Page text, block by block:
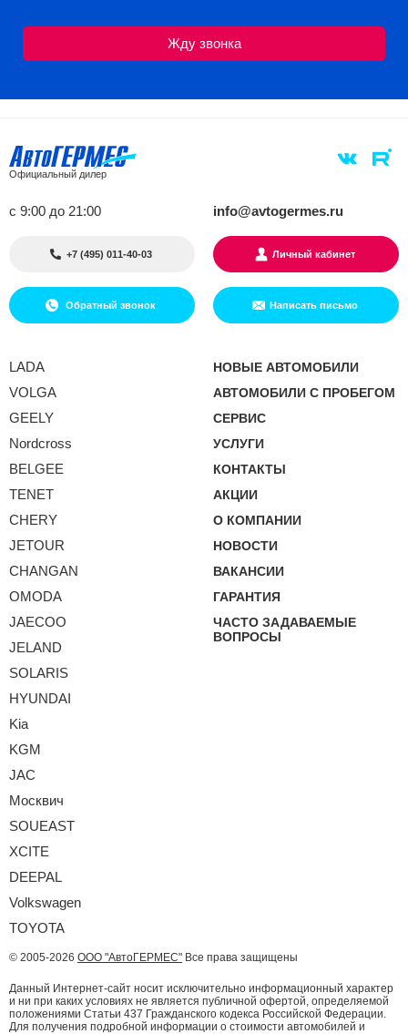
Официальный дилер
с 9:00 до 21:00 info@avtogermes.ru
+7 (495) 011-40-03 Личный кабинет
Обратный звонок Написать письмо
LADA
VOLGA
GEELY
Nordcross
BELGEE
TENET
CHERY
JETOUR
CHANGAN
OMODA
JAECOO
JELAND
SOLARIS
HYUNDAI
Kia
KGM
JAC
Москвич
SOUEAST
XCITE
DEEPAL
Volkswagen
TOYOTA
НОВЫЕ АВТОМОБИЛИ
АВТОМОБИЛИ С ПРОБЕГОМ
СЕРВИС
УСЛУГИ
КОНТАКТЫ
АКЦИИ
О КОМПАНИИ
НОВОСТИ
ВАКАНСИИ
ГАРАНТИЯ
ЧАСТО ЗАДАВАЕМЫЕ
ВОПРОСЫ
© 2005-2026 ООО "АвтоГЕРМЕС" Все права защищены
Данный Интернет-сайт носит исключительно информационный характер
и ни при каких условиях не является публичной офертой, определяемой
положениями Статьи 437 Гражданского кодекса Российской Федерации.
Для получения подробной информации о стоимости автомобилей и